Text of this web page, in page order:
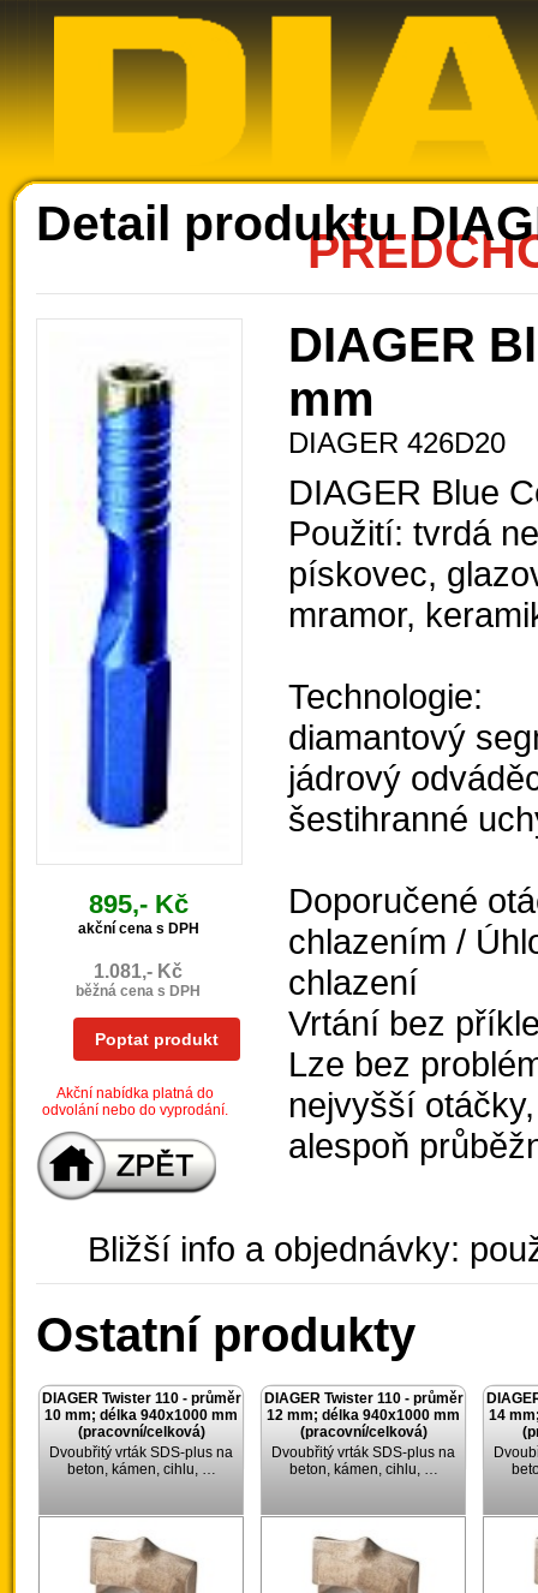
Detail produktu
895,- Kč
akční cena s DPH
1.081,- Kč
běžná cena s DPH
Poptat produkt
Akční nabídka platná do
odvolání nebo do vyprodání.
DIAGER
mm
DIAGER 426D20
DIAGER Blue
Použití: tvrdá
pískovec,
mramor,
Technologie:
diamantový
jádrový
šestihranné
Doporučené
chlazením /
chlazení
Vrtání bez
Lze bez
nejvyšší
alespoň
Bližší info a objednávky:
Ostatní produkty
DIAGER Twister 110 - průměr
10 mm; délka 940x1000 mm
(pracovní/celková)
Dvoubřitý vrták SDS-plus na
beton, kámen, cihlu, …
DIAGER Twister 110 - průměr
12 mm; délka 940x1000 mm
(pracovní/celková)
Dvoubřitý vrták SDS-plus na
beton, kámen, cihlu, …
14